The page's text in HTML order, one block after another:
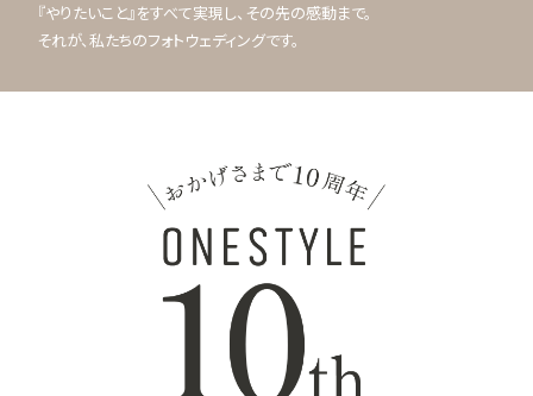
『やりたいこと』をすべて実現し、その先の感動まで。
それが、私たちのフォトウェディングです。